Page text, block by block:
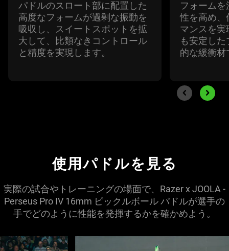
パドルのスロート部に配置した
高度なフォームが過剰な振動を
吸収し、スイートスポットを拡
大して、比類なきコントロール
と精度を実現し ます。
フォーム
性を高め、
マンスを
も安定し
的な緩衝材
Previous slide
Next
使用パドルを見る
実際の試合やトレーニングの場面で、Razer x JOOLA -
Perseus Pro IV 16mm ピックルボール パドルが選手の
手でどのように性能を発揮するかを確かめよう 。